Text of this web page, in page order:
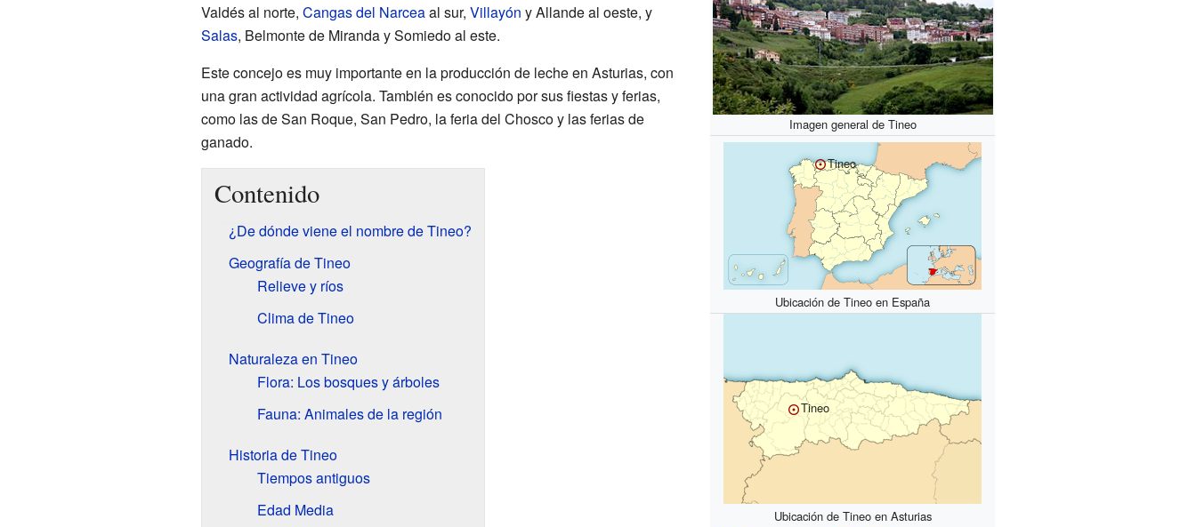
Imagen general de Tineo
Tineo
Ubicación de Tineo en España
Tineo
Ubicación de Tineo en Asturias
Valdés al norte, Cangas del Narceaal sur, Villayón y Allande al oeste, y
Salas, Belmonte de Miranda y Somiedo al este.
Este concejo es muy importante en la producción de leche en Asturias, con
una gran actividad agrícola. También es conocido por sus fiestas y ferias,
como las de San Roque, San Pedro, la feria del Chosco y las ferias de
ganado.
Contenido
¿De dónde viene el nombre de Tineo?
Geografía de Tineo
Relieve y ríos
Clima de Tineo
Naturaleza en Tineo
Flora: Los bosques y árboles
Fauna: Animales de la región
Historia de Tineo
Tiempos antiguos
Edad Media